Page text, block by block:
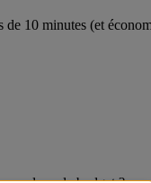
10 minutes (et